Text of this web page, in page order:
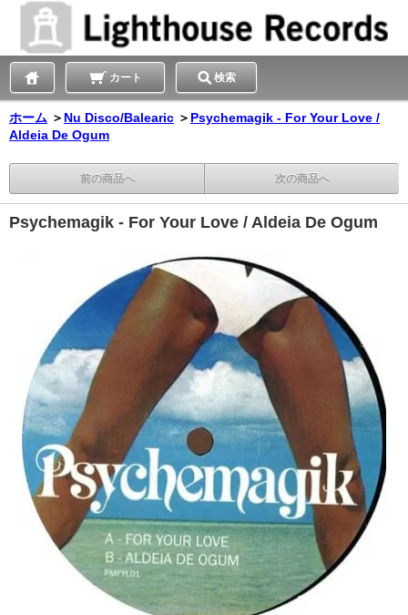
カート 検索
ホーム ＞ Nu Disco/Balearic ＞ Psychemagik - For Your Love /
Aldeia De Ogum
前の商品へ 次の商品へ
Psychemagik - For Your Love / Aldeia De Ogum